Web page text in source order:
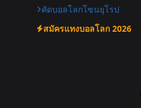
คัดบอลโลกโซนยุโรป
สมัครแทงบอลโลก 2026